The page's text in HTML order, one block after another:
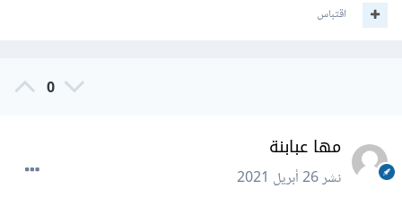
اقتباس
0
مها عبابنة
نشر26 أبريل 2021